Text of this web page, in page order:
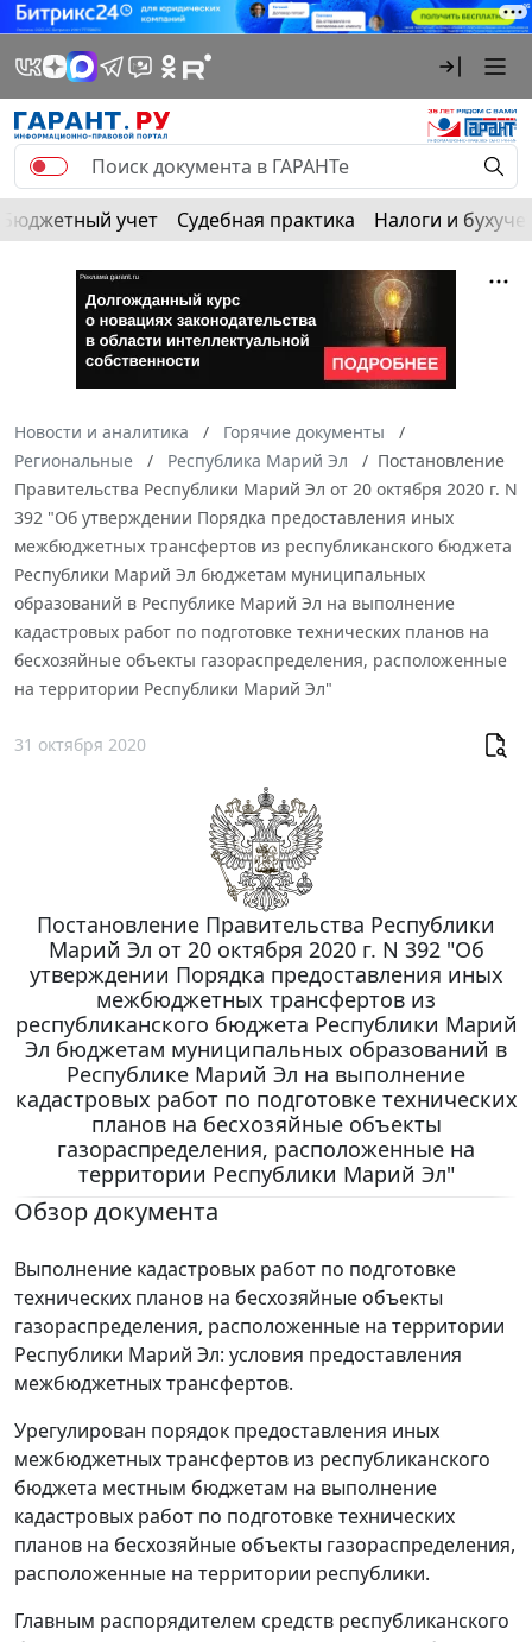
Бюджетный учет Судебная практика Налоги и
Новости и аналитика
Горячие документы
Региональные
Республика Марий Эл
Постановление
Правительства Республики Марий Эл от 20 октября 2020 г. N
392 "Об утверждении Порядка предоставления иных
межбюджетных трансфертов из республиканского бюджета
Республики Марий Эл бюджетам муниципальных
образований в Республике Марий Эл на выполнение
кадастровых работ по подготовке технических планов на
бесхозяйные объекты газораспределения, расположенные
на территории Республики Марий Эл"
31 октября 2020
Постановление Правительства Республики
Марий Эл от 20 октября 2020 г. N 392 "Об
утверждении Порядка предоставления иных
межбюджетных трансфертов из
республиканского бюджета Республики Марий
Эл бюджетам муниципальных образований в
Республике Марий Эл на выполнение
кадастровых работ по подготовке технических
планов на бесхозяйные объекты
газораспределения, расположенные на
территории Республики Марий Эл"
Обзор документа
Выполнение кадастровых работ по подготовке
технических планов на бесхозяйные объекты
газораспределения, расположенные на территории
Республики Марий Эл: условия предоставления
межбюджетных трансфертов.
Урегулирован порядок предоставления иных
межбюджетных трансфертов из республиканского
бюджета местным бюджетам на выполнение
кадастровых работ по подготовке технических
планов на бесхозяйные объекты газораспределения,
расположенные на территории республики.
Главным распорядителем средств республиканского